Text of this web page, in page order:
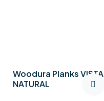
Woodura Planks VISTA
NATURAL